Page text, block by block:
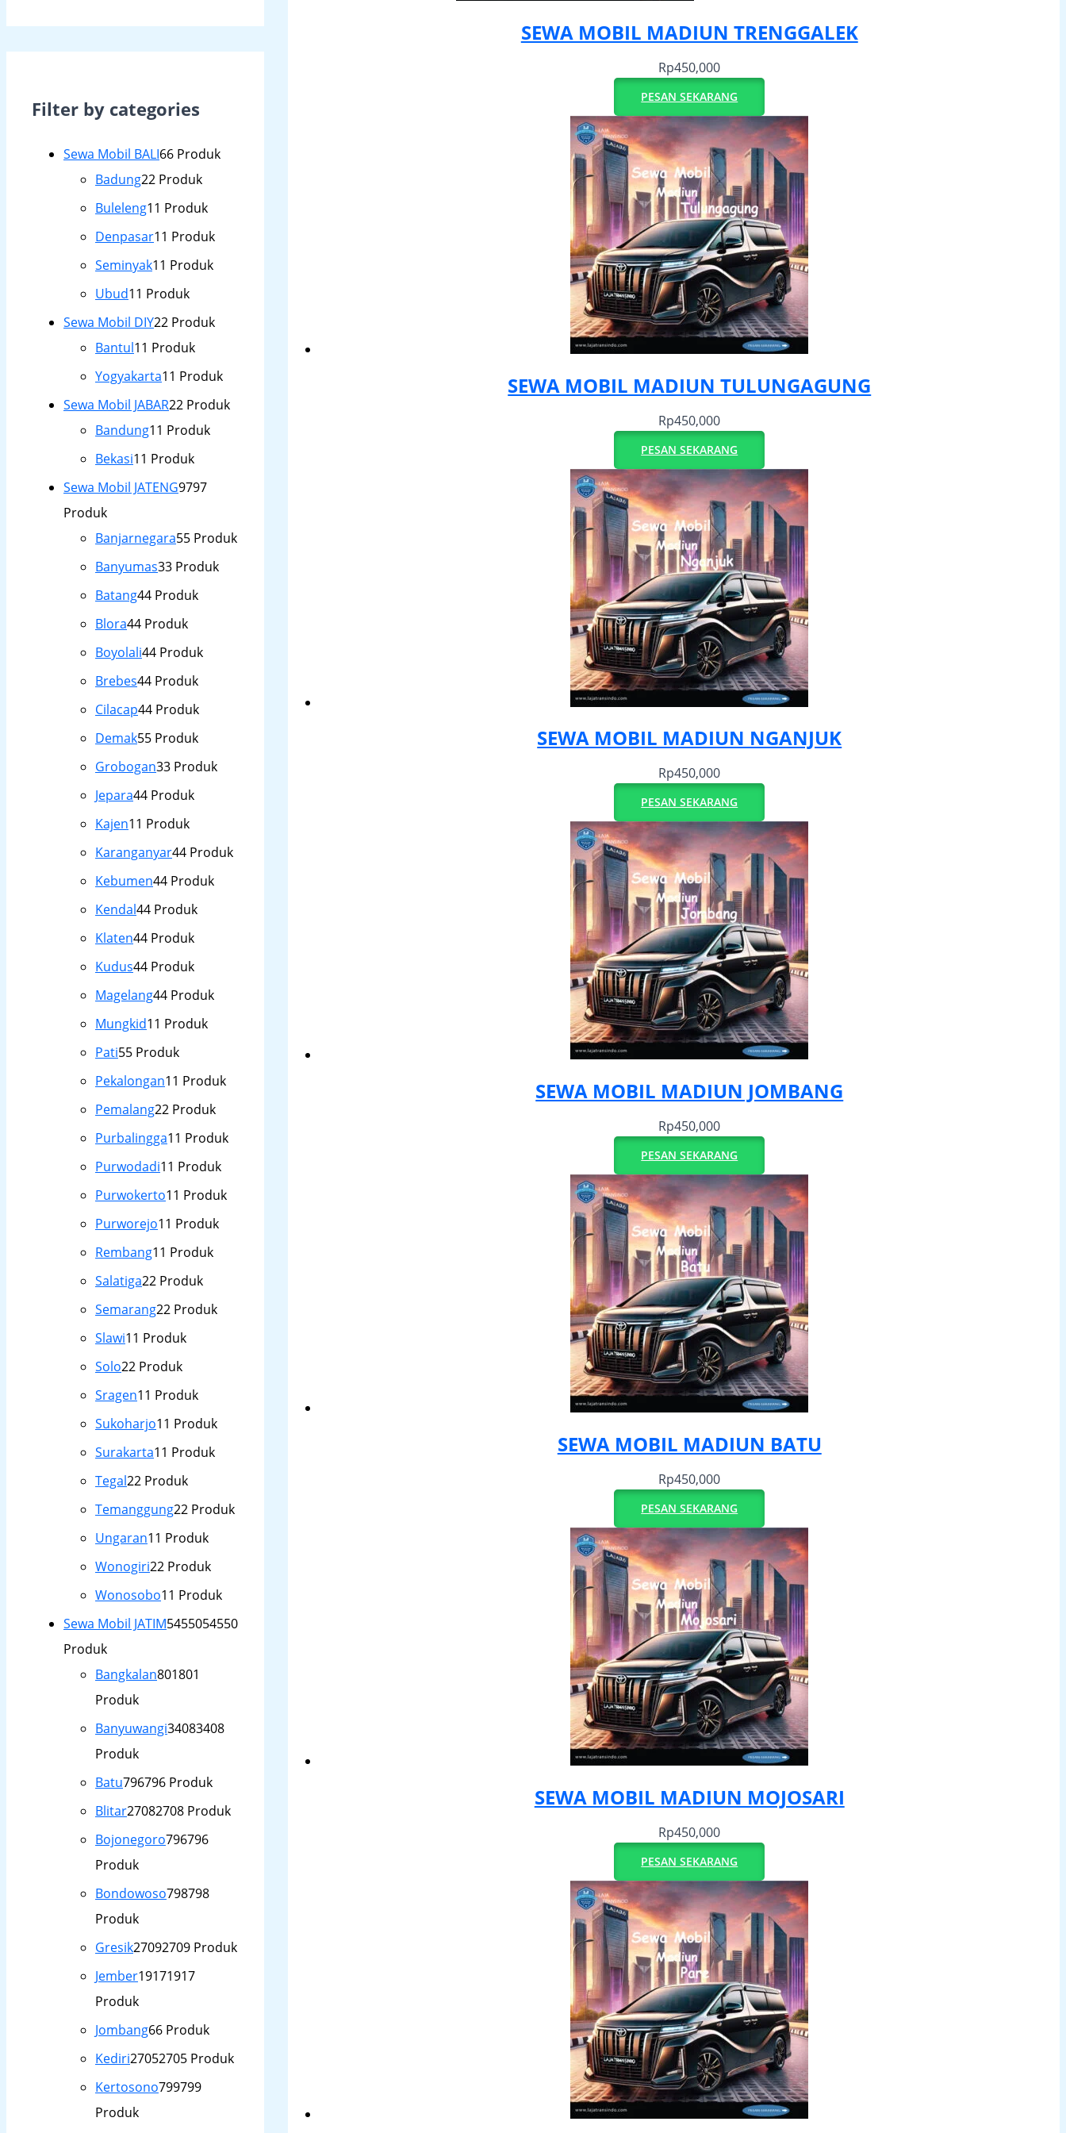
Filter by categories
Sewa Mobil BALI66 Produk
Badung22 Produk
Buleleng11 Produk
Denpasar11 Produk
Seminyak11 Produk
Ubud11 Produk
Sewa Mobil DIY22 Produk
Bantul11 Produk
Yogyakarta11 Produk
Sewa Mobil JABAR22 Produk
Bandung11 Produk
Bekasi11 Produk
Sewa Mobil JATENG9797
Produk
Banjarnegara55 Produk
Banyumas33 Produk
Batang44 Produk
Blora44 Produk
Boyolali44 Produk
Brebes44 Produk
Cilacap44 Produk
Demak55 Produk
Grobogan33 Produk
Jepara44 Produk
Kajen11 Produk
Karanganyar44 Produk
Kebumen44 Produk
Kendal44 Produk
Klaten44 Produk
Kudus44 Produk
Magelang44 Produk
Mungkid11 Produk
Pati55 Produk
Pekalongan11 Produk
Pemalang22 Produk
Purbalingga11 Produk
Purwodadi11 Produk
Purwokerto11 Produk
Purworejo11 Produk
Rembang11 Produk
Salatiga22 Produk
Semarang22 Produk
Slawi11 Produk
Solo22 Produk
Sragen11 Produk
Sukoharjo11 Produk
Surakarta11 Produk
Tegal22 Produk
Temanggung22 Produk
Ungaran11 Produk
Wonogiri22 Produk
Wonosobo11 Produk
Sewa Mobil JATIM5455054550
Produk
Bangkalan801801
Produk
Banyuwangi34083408
Produk
Batu796796 Produk
Blitar27082708 Produk
Bojonegoro796796
Produk
Bondowoso798798
Produk
Gresik27092709 Produk
Jember19171917
Produk
Jombang66 Produk
Kediri27052705 Produk
Kertosono799799
Produk
SEWA MOBIL MADIUN TRENGGALEK
Rp450,000
PESAN SEKARANG
SEWA MOBIL MADIUN TULUNGAGUNG
Rp450,000
PESAN SEKARANG
SEWA MOBIL MADIUN NGANJUK
Rp450,000
PESAN SEKARANG
SEWA MOBIL MADIUN JOMBANG
Rp450,000
PESAN SEKARANG
SEWA MOBIL MADIUN BATU
Rp450,000
PESAN SEKARANG
SEWA MOBIL MADIUN MOJOSARI
Rp450,000
PESAN SEKARANG